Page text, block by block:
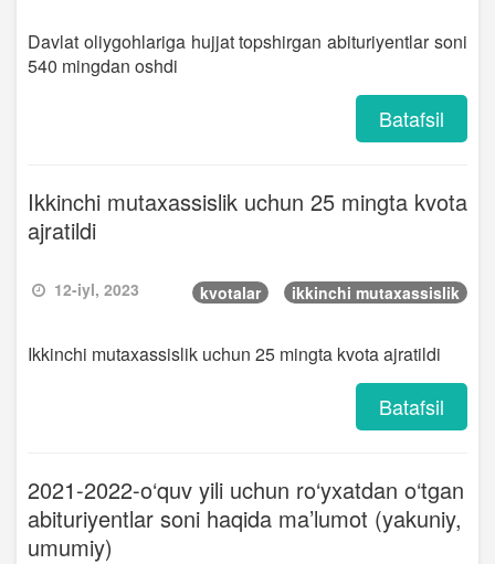
Davlat oliygohlariga hujjat topshirgan abituriyentlar soni
540 mingdan oshdi
Batafsil
Ikkinchi mutaxassislik uchun 25 mingta kvota
ajratildi
12-iyl, 2023 kvotalar ikkinchi mutaxassislik
Ikkinchi mutaxassislik uchun 25 mingta kvota ajratildi
Batafsil
2021-2022-o‘quv yili uchun ro‘yxatdan o‘tgan
abituriyentlar soni haqida ma’lumot (yakuniy,
umumiy)